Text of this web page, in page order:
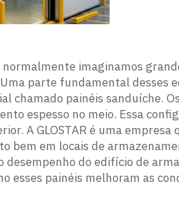
imaginamos
parte fundamental desses
chamado painéis sanduíche.
espesso no meio. Essa
A GLOSTAR é uma empresa
bem em locais de
desempenho do edifício de
esses painéis melhoram as